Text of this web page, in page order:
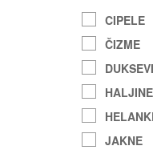
CIPELE
ČIZME
DUKSEVI
HALJINE
JAKNE